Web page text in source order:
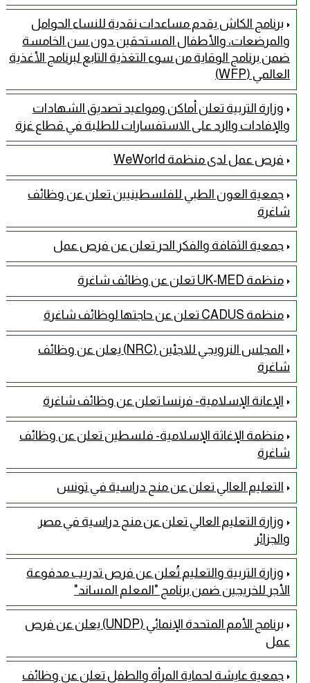
برنامج الكاش يقدم مساعدات نقدية للنساء الحوامل
والمرضعات، والأطفال المستحقين دون سن الخامسة
ضمن برنامج الوقاية من سوء التغذية التابع لبرنامج الأغذية
العالمي (WFP)
وزارة التربية تعلن أماكن ومواعيد تصديق الشهادات
والإفادات والرد على الاستفسارات للطلبة في قطاع غزة
فرص عمل لدى منظمة WeWorld
جمعية العون الطبي للفلسطينيين تعلن عن وظائف
شاغرة
جمعية الثقافة والفكر الحر تعلن عن فرص عمل
منظمة UK-MED تعلن عن وظائف شاغرة
منظمة CADUS تعلن عن حاجتها لوظائف شاغرة
المجلس النرويجي للاجئين (NRC) يعلن عن وظائف
شاغرة
الإعانة الإسلامية- فرنسا تعلن عن وظائف شاغرة
منظمة الإغاثة الإسلامية- فلسطين تعلن عن وظائف
شاغرة
التعليم العالي تعلن عن منح دراسية في تونس
وزارة التعليم العالي تعلن عن منح دراسية في مصر
والجزائر
وزارة التربية والتعليم تُعلن عن فرص تدريب مدفوعة
الأجر للخريجين ضمن برنامج "المعلم المساند"
برنامج الأمم المتحدة الإنمائي (UNDP) يعلن عن فرص
عمل
جمعية عايشة لحماية المرأة والطفل تعلن عن وظائف